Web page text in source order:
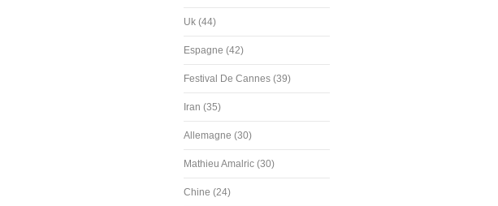
Uk (44)
Espagne (42)
Festival De Cannes (39)
Iran (35)
Allemagne (30)
Mathieu Amalric (30)
Chine (24)